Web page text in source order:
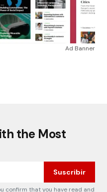
Ad Banner
the Most
Suscribir
confirm that you have read and